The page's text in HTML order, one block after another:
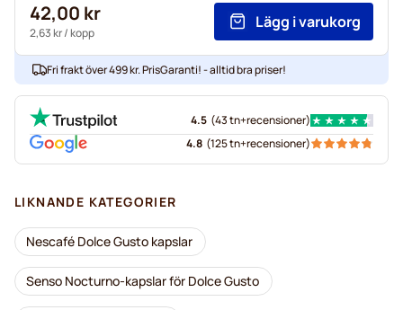
42,00 kr
2,63 kr/ kopp
Lägg i varukorg
Fri frakt över 499 kr. PrisGaranti! - alltid bra priser!
4.5 (43 tn+recensioner)
4.8 (125 tn+recensioner)
LIKNANDE KATEGORIER
Nescafé Dolce Gusto kapslar
Senso Nocturno-kapslar för Dolce Gusto